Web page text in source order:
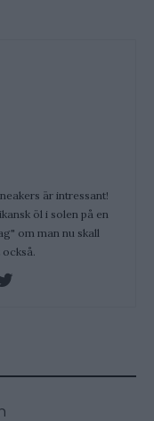
är intressant!
öl i solen på en
om man nu skall